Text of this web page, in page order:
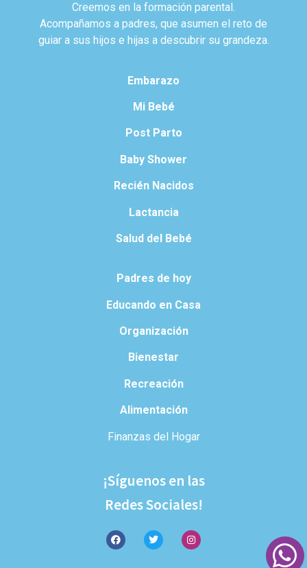
Creemos en la formación parental.
Acompañamos a padres, que asumen el reto de
guiar a sus hijos e hijas a descubrir su grandeza.
Embarazo
Mi Bebé
Post Parto
Baby Shower
Recién Nacidos
Lactancia
Salud del Bebé
Padres de hoy
Educando en Casa
Organización
Bienestar
Recreación
Alimentación
Finanzas del Hogar
¡Síguenos en las
Redes Sociales!